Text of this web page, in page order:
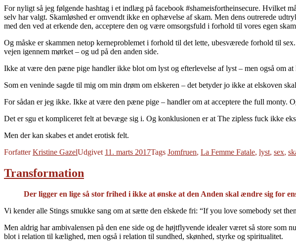
For nyligt så jeg følgende hashtag i et indlæg på facebook #shameisfortheinsecure. Hvilket
selv har valgt. Skamløshed er omvendt ikke en ophævelse af skam. Men dens outrerede
med den ved at erkende den, acceptere den og være omsorgsfuld i forhold til vores egen
Og måske er skammen netop kerneproblemet i forhold til det lette, ubesværede forhold til
vejen igennem mørket – og ud på den anden side.
Ikke at være den pæne pige handler ikke blot om lyst og efterlevelse af lyst – men også om
Som en veninde sagde til mig om min drøm om elskeren – det betyder jo ikke at elskoven
For sådan er jeg ikke. Ikke at være den pæne pige – handler om at acceptere the full monty.
Det er sgu et kompliceret felt at bevæge sig i. Og konklusionen er at The zipless fuck ikke
Men der kan skabes et andet erotisk felt.
ForfatterKristine GazelUdgivet 11. marts 2017Tags Jomfruen, La Femme Fatale, lyst, sex,
Transformation
Der ligger en lige så stor frihed i ikke at ønske at den Anden skal ændre sig for
Vi kender alle Stings smukke sang om at sætte den elskede fri: “If you love somebody set
Men aldrig har ambivalensen på den ene side og de højtflyvende idealer været så store
blot i relation til kælighed, men også i relation til sundhed, skønhed, styrke og spiritualitet.